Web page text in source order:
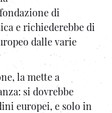
di
e richiederebbe di
dalle varie
la mette a
si dovrebbe
europei, e solo in